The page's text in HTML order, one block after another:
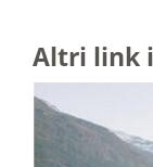
Altri link